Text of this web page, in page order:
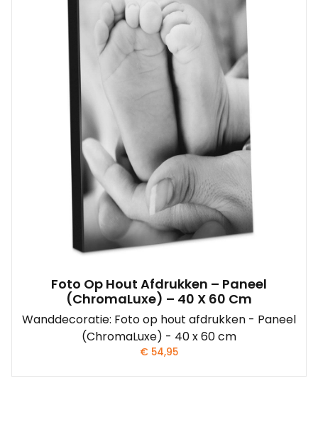
Foto Op Hout Afdrukken – Paneel
(ChromaLuxe) – 40 X 60 Cm
Wanddecoratie: Foto op hout afdrukken - Paneel
(ChromaLuxe) - 40 x 60 cm
€ 54,95